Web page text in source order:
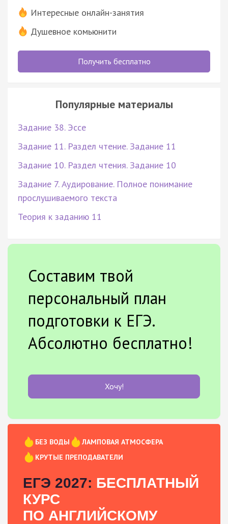
Интересные онлайн-занятия
Душевное комьюнити
Получить бесплатно
Популярные материалы
Задание 38. Эссе
Задание 11. Раздел чтение. Задание 11
Задание 10. Раздел чтения. Задание 10
Задание 7. Аудирование. Полное понимание
прослушиваемого текста
Теория к заданию 11
Составим твой
персональный план
подготовки к ЕГЭ.
Абсолютно бесплатно!
Хочу!
БЕЗ ВОДЫ
ЛАМПОВАЯ АТМОСФЕРА
КРУТЫЕ ПРЕПОДАВАТЕЛИ
ЕГЭ 2027: БЕСПЛАТНЫЙ
КУРС
ПО АНГЛИЙСКОМУ